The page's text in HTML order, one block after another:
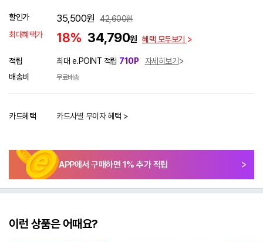
할인가 35,500원 42,600원
최대혜택가
18% 34,790원 혜택 모두보기
적립 최대 e.POINT 적립 710P
자세히보기
배송비
무료배송
카드혜택 카드사별 무이자 혜택 >
APP에서 구매하면 1% 추가 적립
이런 상품은 어때요?